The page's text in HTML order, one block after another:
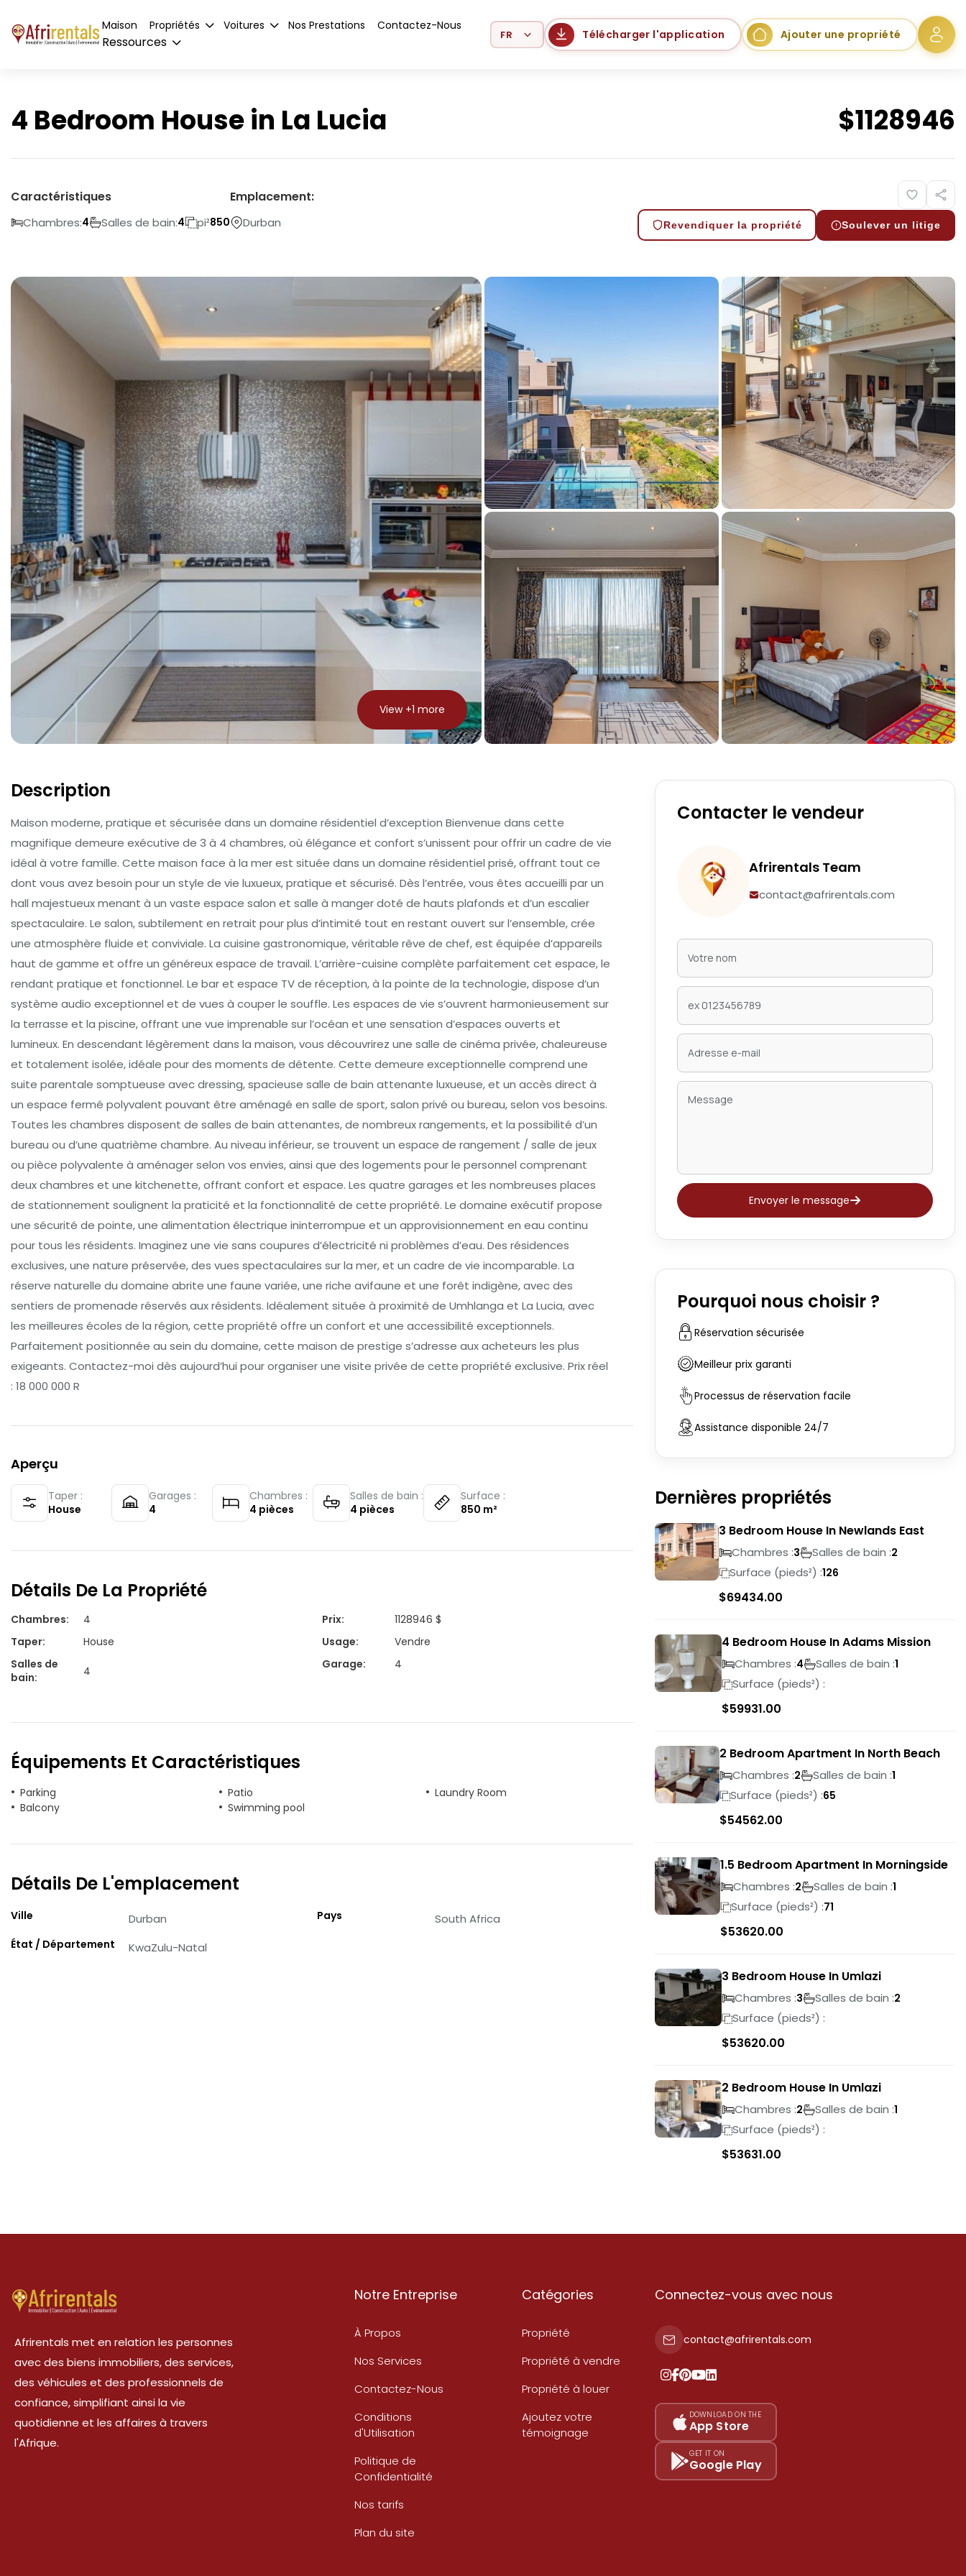
Maison Propriétés Voitures Nos Prestations Contactez-Nous
Ressources
Select Language Télécharger l'application Ajouter une propriété
4 Bedroom House in La Lucia $1128946
Caractéristiques
Chambres:4 Salles de bain:4 pi²850
Emplacement:
Durban Revendiquer la propriété Soulever un litige
View +1 more
Description
Maison moderne, pratique et sécurisée dans un domaine résidentiel d’exception Bienvenue dans cette
magnifique demeure exécutive de 3 à 4 chambres, où élégance et confort s’unissent pour offrir un cadre de vie
idéal à votre famille. Cette maison face à la mer est située dans un domaine résidentiel prisé, offrant tout ce
dont vous avez besoin pour un style de vie luxueux, pratique et sécurisé. Dès l’entrée, vous êtes accueilli par un
hall majestueux menant à un vaste espace salon et salle à manger doté de hauts plafonds et d’un escalier
spectaculaire. Le salon, subtilement en retrait pour plus d’intimité tout en restant ouvert sur l’ensemble, crée
une atmosphère fluide et conviviale. La cuisine gastronomique, véritable rêve de chef, est équipée d’appareils
haut de gamme et offre un généreux espace de travail. L’arrière-cuisine complète parfaitement cet espace, le
rendant pratique et fonctionnel. Le bar et espace TV de réception, à la pointe de la technologie, dispose d’un
système audio exceptionnel et de vues à couper le souffle. Les espaces de vie s’ouvrent harmonieusement sur
la terrasse et la piscine, offrant une vue imprenable sur l’océan et une sensation d’espaces ouverts et
lumineux. En descendant légèrement dans la maison, vous découvrirez une salle de cinéma privée, chaleureuse
et totalement isolée, idéale pour des moments de détente. Cette demeure exceptionnelle comprend une
suite parentale somptueuse avec dressing, spacieuse salle de bain attenante luxueuse, et un accès direct à
un espace fermé polyvalent pouvant être aménagé en salle de sport, salon privé ou bureau, selon vos besoins.
Toutes les chambres disposent de salles de bain attenantes, de nombreux rangements, et la possibilité d’un
bureau ou d’une quatrième chambre. Au niveau inférieur, se trouvent un espace de rangement / salle de jeux
ou pièce polyvalente à aménager selon vos envies, ainsi que des logements pour le personnel comprenant
deux chambres et une kitchenette, offrant confort et espace. Les quatre garages et les nombreuses places
de stationnement soulignent la praticité et la fonctionnalité de cette propriété. Le domaine exécutif propose
une sécurité de pointe, une alimentation électrique ininterrompue et un approvisionnement en eau continu
pour tous les résidents. Imaginez une vie sans coupures d’électricité ni problèmes d’eau. Des résidences
exclusives, une nature préservée, des vues spectaculaires sur la mer, et un cadre de vie incomparable. La
réserve naturelle du domaine abrite une faune variée, une riche avifaune et une forêt indigène, avec des
sentiers de promenade réservés aux résidents. Idéalement située à proximité de Umhlanga et La Lucia, avec
les meilleures écoles de la région, cette propriété offre un confort et une accessibilité exceptionnels.
Parfaitement positionnée au sein du domaine, cette maison de prestige s’adresse aux acheteurs les plus
exigeants. Contactez-moi dès aujourd’hui pour organiser une visite privée de cette propriété exclusive. Prix réel
: 18 000 000 R
Aperçu
Taper :
House
Garages :
4
Chambres :
4 pièces
Salles de bain :
4 pièces
Surface :
850 m²
Détails De La Propriété
Chambres: 4 Prix:
1128946 $
Taper: House Usage:
Vendre
Salles de
bain: 4 Garage: 4
Équipements Et Caractéristiques
Parking Patio
Laundry Room
Balcony
Swimming pool
Détails De L'emplacement
Ville Durban
État / Département KwaZulu-Natal
Pays South Africa
Contacter le vendeur
Afrirentals Team
contact@afrirentals.com
Envoyer le message
Pourquoi nous choisir ?
Réservation sécurisée
Meilleur prix garanti
Processus de réservation facile
Assistance disponible 24/7
Dernières propriétés
3 Bedroom House In Newlands East
Chambres :3 Salles de bain :2
Surface (pieds²) :126
$69434.00
4 Bedroom House In Adams Mission
Chambres :4 Salles de bain :1
Surface (pieds²) :
$59931.00
2 Bedroom Apartment In North Beach
Chambres :2 Salles de bain :1
Surface (pieds²) :65
$54562.00
1.5 Bedroom Apartment In Morningside
Chambres :2 Salles de bain :1
Surface (pieds²) :71
$53620.00
3 Bedroom House In Umlazi
Chambres :3 Salles de bain :2
Surface (pieds²) :
$53620.00
2 Bedroom House In Umlazi
Chambres :2 Salles de bain :1
Surface (pieds²) :
$53631.00
Afrirentals met en relation les personnes
avec des biens immobiliers, des services,
des véhicules et des professionnels de
confiance, simplifiant ainsi la vie
quotidienne et les affaires à travers
l'Afrique.
Notre Entreprise
À Propos
Nos Services
Contactez-Nous
Conditions
d'Utilisation
Politique de
Confidentialité
Nos tarifs
Plan du site
Catégories
Propriété
Propriété à vendre
Propriété à louer
Ajoutez votre
témoignage
Connectez-vous avec nous
contact@afrirentals.com
DOWNLOAD ON THE
App Store
GET IT ON
Google Play